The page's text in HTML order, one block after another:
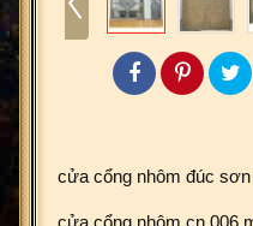
cửa cổng nhôm đúc
cửa cổng nhôm cn 006